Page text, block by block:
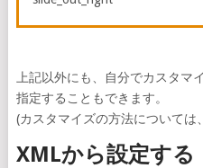
上記以外にも、自分でカスタマ
指定することもできます。
(カスタマイズの方法については
XMLから設定する